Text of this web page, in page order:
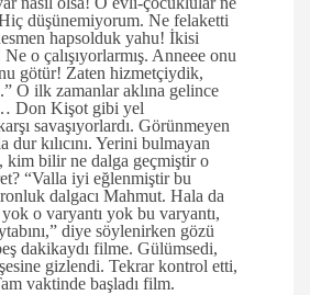
düşünemiyorum. Ne felaketti
hapsolduk yahu! İkisi
o çalışıyorlarmış. Anneee onu
götür! Zaten hizmetçiydik,
O ilk zamanlar aklına gelince
Don Kişot gibi yel
savaşıyorlardı. Görünmeyen
dur kılıcını. Yerini bulmayan
kim bilir ne dalga geçmiştir o
“Valla iyi eğlenmiştir bu
dalgacı Mahmut. Hala da
o varyantı yok bu varyantı,
diye söylenirken gözü
dakikaydı filme. Gülümsedi,
gizlendi. Tekrar kontrol etti,
vaktinde başladı film.